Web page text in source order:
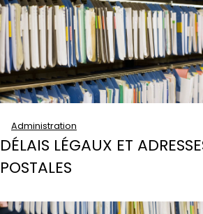
Administration
DÉLAIS LÉGAUX ET
POSTALES